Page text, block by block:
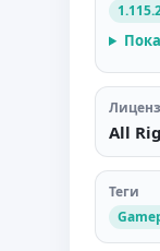
All
Теги